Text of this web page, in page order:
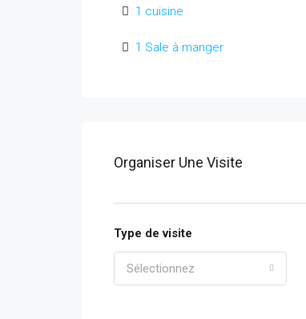
1 cuisine
1 Sale à manger
Organiser Une Visite
Type de visite
Sélectionnez